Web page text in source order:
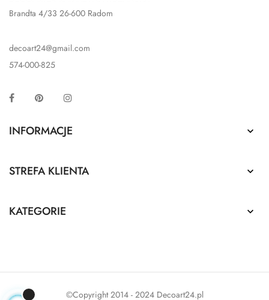
Brandta 4/33 26-600 Radom
decoart24@gmail.com
574-000-825
Facebook Pinterest
INFORMACJE 
STREFA KLIENTA 
KATEGORIE 
©Copyright 2014 - 2024 Decoart24.pl